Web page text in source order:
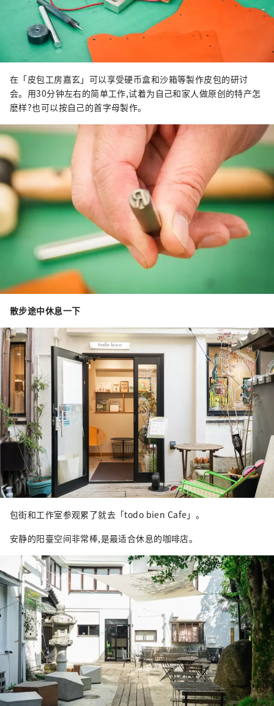
在「皮包工房嘉玄」可以享受硬币盒和沙箱等製作皮包的研讨
会。用30分钟左右的简单工作,试着为自己和家人做原创的特产怎
麽样?也可以按自己的首字母製作。
散步途中休息一下
包街和工作室参观累了就去「todo bien Cafe」。
安静的阳臺空间非常棒,是最适合休息的咖啡店。